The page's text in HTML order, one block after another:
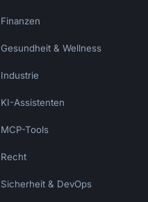
Finanzen
Gesundheit & Wellness
Industrie
KI-Assistenten
MCP-Tools
Recht
Sicherheit & DevOps